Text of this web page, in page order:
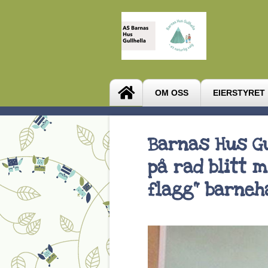
OM OSS EIERSTYRET
Barnas Hus
på rad blitt
flagg"